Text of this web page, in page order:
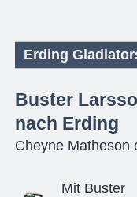
Erding
Buster
nach Erding
Cheyne Matheson
Mit Buster